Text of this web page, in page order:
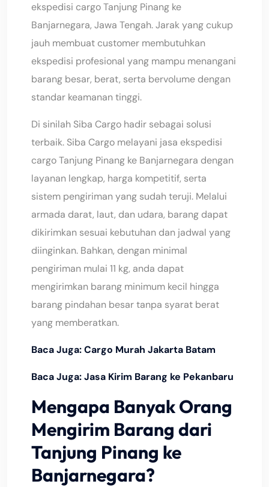
ekspedisi cargo Tanjung Pinang ke
Banjarnegara, Jawa Tengah. Jarak yang cukup
jauh membuat customer membutuhkan
ekspedisi profesional yang mampu menangani
barang besar, berat, serta bervolume dengan
standar keamanan tinggi.
Di sinilah Siba Cargo hadir sebagai solusi
terbaik. Siba Cargo melayani jasa ekspedisi
cargo Tanjung Pinang ke Banjarnegara dengan
layanan lengkap, harga kompetitif, serta
sistem pengiriman yang sudah teruji. Melalui
armada darat, laut, dan udara, barang dapat
dikirimkan sesuai kebutuhan dan jadwal yang
diinginkan. Bahkan, dengan minimal
pengiriman mulai 11 kg, anda dapat
mengirimkan barang minimum kecil hingga
barang pindahan besar tanpa syarat berat
yang memberatkan.
Baca Juga:Cargo Murah Jakarta Batam
Baca Juga:Jasa Kirim Barang ke Pekanbaru
Mengapa Banyak Orang
Mengirim Barang dari
Tanjung Pinang ke
Banjarnegara?